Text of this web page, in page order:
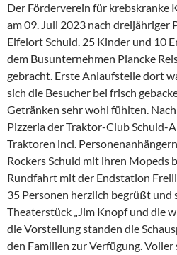
Der Förderverein für krebskranke
am 09. Juli 2023 nach dreijähriger
Eifelort Schuld. 25 Kinder und 10
dem Busunternehmen Plancke
gebracht. Erste Anlaufstelle dort
sich die Besucher bei frisch
Getränken sehr wohl fühlten.
Pizzeria der Traktor-Club Schuld-
Traktoren incl.
Rockers Schuld mit ihren Mopeds
Rundfahrt mit der Endstation
35 Personen herzlich begrüßt und
Theaterstück „Jim Knopf und die
die Vorstellung standen die
den Familien zur Verfügung.